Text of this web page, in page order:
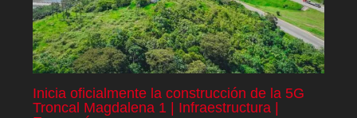
Inicia oficialmente la construcción de la 5G
Troncal Magdalena 1 | Infraestructura |